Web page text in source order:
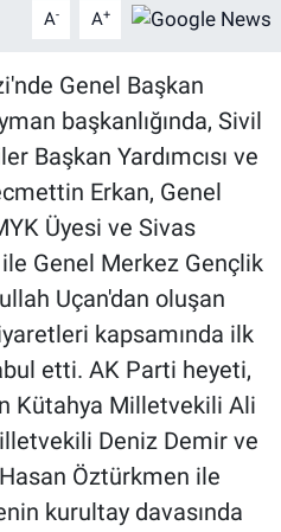
A- A+
Genel Başkan
başkanlığında, Sivil
Başkan Yardımcısı ve
Erkan, Genel
Üyesi ve Sivas
Genel Merkez Gençlik
Uçan'dan oluşan
kapsamında ilk
etti. AK Parti heyeti,
Kütahya Milletvekili Ali
Deniz Demir ve
Öztürkmen ile
kurultay davasında